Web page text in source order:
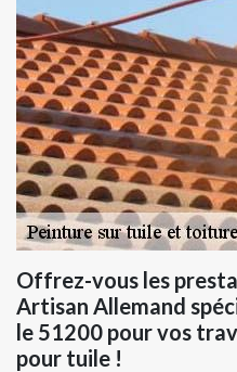
Offrez-vous les
Artisan Allemand
le 51200 pour vos
pour tuile !